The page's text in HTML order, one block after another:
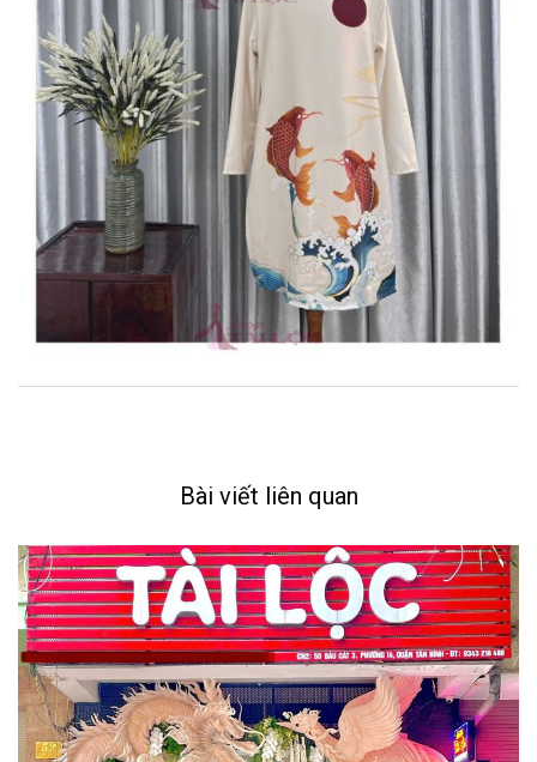
Bài viết liên quan